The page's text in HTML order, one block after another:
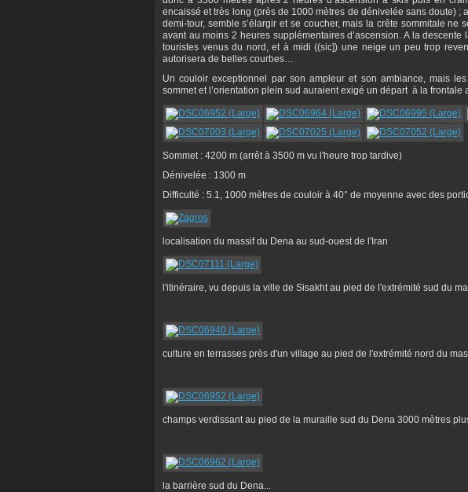
encaissé et très long (près de 1000 mètres de dénivelée sans doute) ;
demi-tour, semble s’élargir et se coucher, mais la crête sommitale ne
avant au moins 2 heures supplémentaires d’ascension. A la
touristes venus du nord, et à midi ((sic]) une neige un peu trop
autorisera de belles courbes…
Un couloir exceptionnel par son ampleur et son ambiance, mais
sommet et l’orientation plein sud auraient exigé un départ à la frontale
Sommet : 4200 m (arrêt à 3500 m vu l'heure trop tardive)
Dénivelée : 1300 m
Difficulté : 5.1, 1000 mètres de couloir à 40° de moyenne avec des
localisation du massif du Dena au sud-ouest de l'Iran
l'itinéraire, vu depuis la ville de Sisakht au pied de l'extrémité sud du
culture en terrasses près d'un village au pied de l'extrémité nord du
champs verdissant au pied de la muraille sud du Dena 3000 mètres
la barrière sud du Dena...